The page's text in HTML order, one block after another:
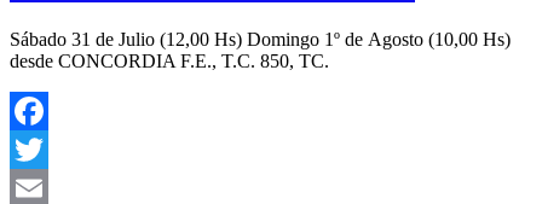
Sábado 31 de Julio (12,00 Hs) Domingo 1º de Agosto (10,00 Hs)
desde CONCORDIA F.E., T.C. 850, TC.
Facebook
Twitter